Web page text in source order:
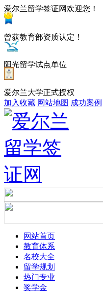
爱尔兰留学签证网欢迎您！
曾获教育部资质认定！
阳光留学试点单位
爱尔兰大学正式授权
加入收藏 网站地图 成功案例
网站首页
教育体系
名校大全
留学规划
热门专业
奖学金